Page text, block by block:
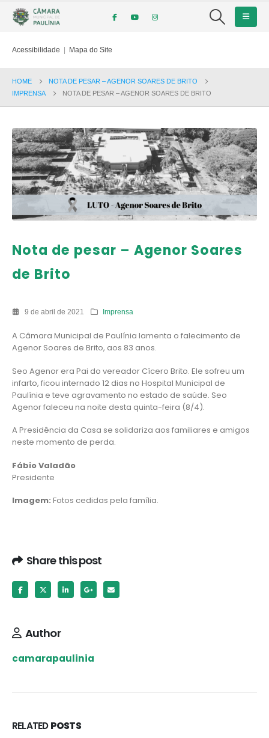
Acessibilidade | Mapa do Site
HOME
NOTA DE PESAR – AGENOR SOARES DE BRITO
IMPRENSA
NOTA DE PESAR – AGENOR SOARES DE BRITO
Nota de pesar – Agenor Soares
de Brito
9 de abril de 2021 Imprensa
A Câmara Municipal de Paulínia lamenta o falecimento de
Agenor Soares de Brito, aos 83 anos.
Seo Agenor era Pai do vereador Cícero Brito. Ele sofreu um
infarto, ficou internado 12 dias no Hospital Municipal de
Paulínia e teve agravamento no estado de saúde. Seo
Agenor faleceu na noite desta quinta-feira (8/4).
A Presidência da Casa se solidariza aos familiares e amigos
neste momento de perda.
Fábio Valadão
Presidente
Imagem: Fotos cedidas pela família.
Share this post
Author
camarapaulinia
RELATEDPOSTS